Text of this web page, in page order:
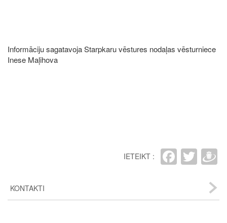
Informāciju sagatavoja Starpkaru vēstures nodaļas vēsturniece
Inese Maļihova
IETEIKT :
KONTAKTI